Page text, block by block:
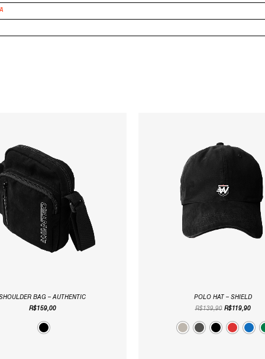
BAG – AUTHENTIC
R$159,00
POLO HAT – SHIELD
R$139,90
R$139,90.
R$119,90